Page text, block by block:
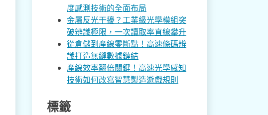
度感測技術的全面布局
金屬反光干擾？工業級光學模組突
破辨識極限，一次讀取率直線攀升
從倉儲到產線零斷點！高速條碼辨
識打造無縫數據鏈結
產線效率翻倍關鍵！高速光學感知
技術如何改寫智慧製造遊戲規則
標籤